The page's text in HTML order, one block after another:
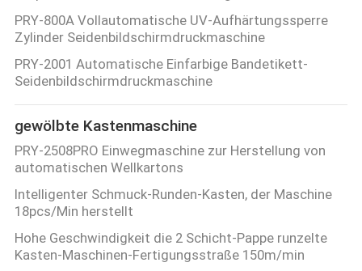
PRY-800A Vollautomatische UV-Aufhärtungssperre
Zylinder Seidenbildschirmdruckmaschine
PRY-2001 Automatische Einfarbige Bandetikett-
Seidenbildschirmdruckmaschine
gewölbte Kastenmaschine
PRY-2508PRO Einwegmaschine zur Herstellung von
automatischen Wellkartons
Intelligenter Schmuck-Runden-Kasten, der Maschine
18pcs/Min herstellt
Hohe Geschwindigkeit die 2 Schicht-Pappe runzelte
Kasten-Maschinen-Fertigungsstraße 150m/min